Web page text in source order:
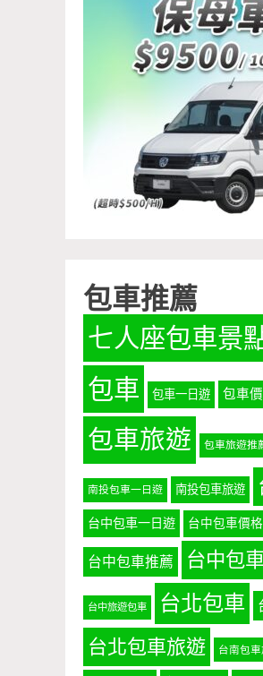
包車推薦
七人座包車景
包車 包車一日遊 包車
包車旅遊 包車旅遊推
南投包車一日遊 南投包車旅遊
台中包車一日遊 台中包車價格
台中包車推薦 台中包
台中旅遊包車 台北包車
台北包車旅遊 台南包